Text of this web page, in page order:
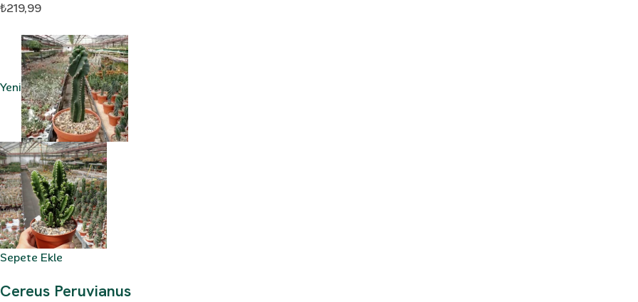
₺219,99
Yeni
Sepete Ekle
Cereus Peruvianus